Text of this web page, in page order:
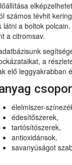
számos tévhit
a boltok
a citromsav.
a
elő leggyakrabban
élelmiszer-
édesítőszerek,
tartósítószerek,
antioxidánsok,
savanyúságot